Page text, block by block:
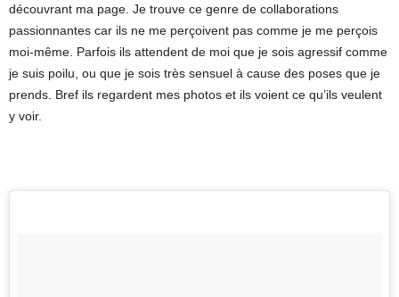
découvrant ma page. Je trouve ce genre de collaborations
passionnantes car ils ne me perçoivent pas comme je me perçois
moi-même. Parfois ils attendent de moi que je sois agressif comme
je suis poilu, ou que je sois très sensuel à cause des poses que je
prends. Bref ils regardent mes photos et ils voient ce qu’ils veulent
y voir.